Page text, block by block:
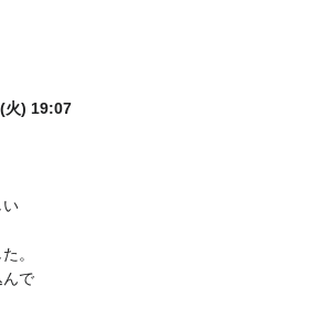
火) 19:07
い
。
んで